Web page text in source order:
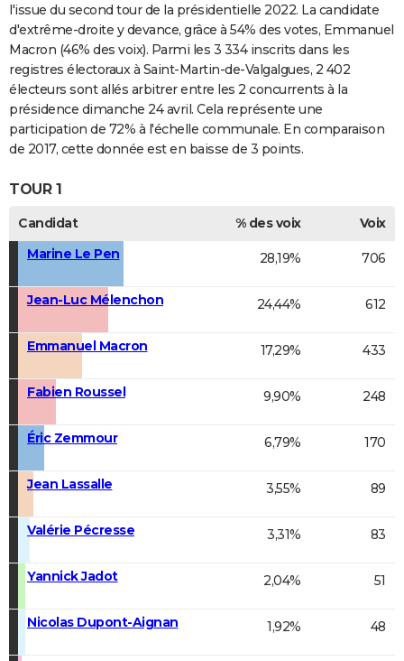
l'issue du second tour de la présidentielle 2022. La candidate
d'extrême-droite y devance, grâce à 54% des votes, Emmanuel
Macron (46% des voix). Parmi les 3 334 inscrits dans les
registres électoraux à Saint-Martin-de-Valgalgues, 2 402
électeurs sont allés arbitrer entre les 2 concurrents à la
présidence dimanche 24 avril. Cela représente une
participation de 72% à l'échelle communale. En comparaison
de 2017, cette donnée est en baisse de 3 points.
TOUR 1
Candidat % des voix
Voix
Marine Le Pen
28,19% 706
Jean-Luc Mélenchon 24,44% 612
Emmanuel Macron 17,29% 433
Fabien Roussel 9,90% 248
Éric Zemmour 6,79% 170
Jean Lassalle 3,55% 89
Valérie Pécresse 3,31% 83
Yannick Jadot 2,04% 51
Nicolas Dupont-Aignan 1,92% 48